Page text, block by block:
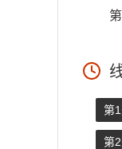
第
第